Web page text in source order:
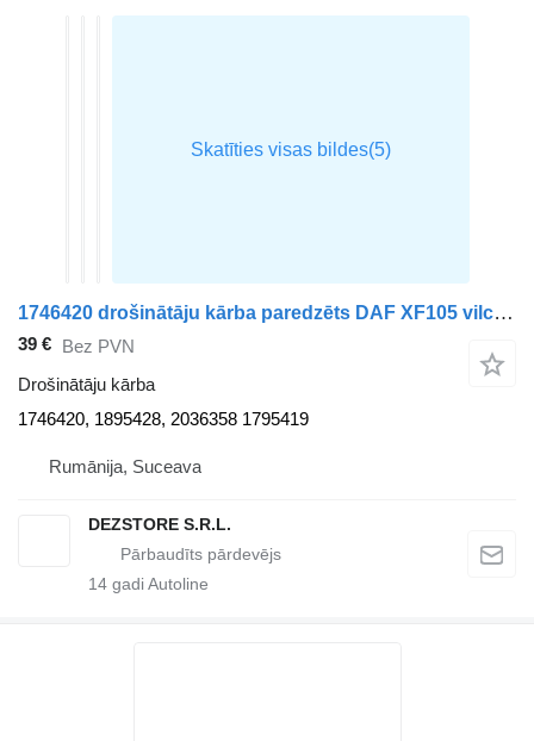
1746420 drošinātāju kārba paredzēts DAF XF105 vilcēja
39 € Bez PVN
Drošinātāju kārba
1746420, 1895428, 2036358 1795419
Rumānija, Suceava
DEZSTORE S.R.L.
14 gadi Autoline